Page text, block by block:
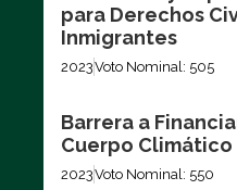
para Derechos
Inmigrantes
2023Voto Nominal: 505
Barrera a
Cuerpo
2023Voto Nominal: 550